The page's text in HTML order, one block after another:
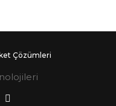
Çözümleri